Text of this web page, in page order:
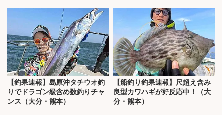
【釣果速報】島原沖タチウオ釣
りでドラゴン級含め数釣りチャ
ンス（大分・熊本）
【船釣り釣果速報】尺超え含み
良型カワハギが好反応中！（大
分・熊本）